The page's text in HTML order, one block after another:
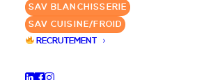
SAV BLANCHISSERIE
SAV CUISINE/FROID
RECRUTEMENT
✆ 09 78 083 083